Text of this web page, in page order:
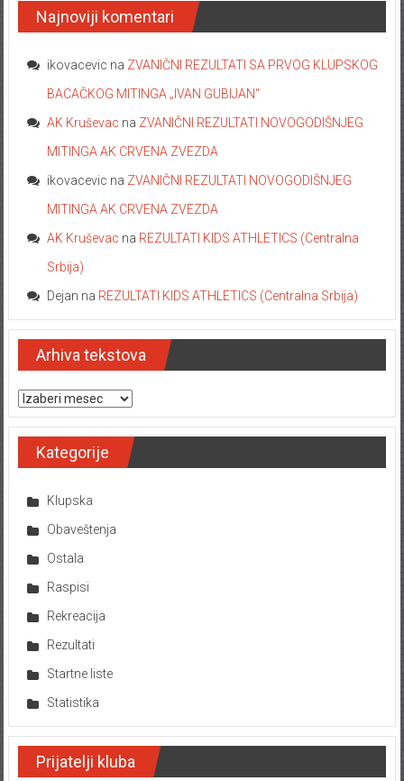
Najnoviji komentari
ikovacevic na ZVANIČNI REZULTATI SA PRVOG KLUPSKOG
BACAČKOG MITINGA „IVAN GUBIJAN“
AK Kruševac na ZVANIČNI REZULTATI NOVOGODIŠNJEG
MITINGA AK CRVENA ZVEZDA
ikovacevic na ZVANIČNI REZULTATI NOVOGODIŠNJEG
MITINGA AK CRVENA ZVEZDA
AK Kruševac na REZULTATI KIDS ATHLETICS (Centralna
Srbija)
Dejan na REZULTATI KIDS ATHLETICS (Centralna Srbija)
Arhiva tekstova
Arhiva tekstova
Kategorije
Klupska
Obaveštenja
Ostala
Raspisi
Rekreacija
Rezultati
Startne liste
Statistika
Prijatelji kluba